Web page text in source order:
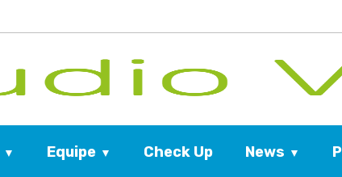
Equipe Check Up News